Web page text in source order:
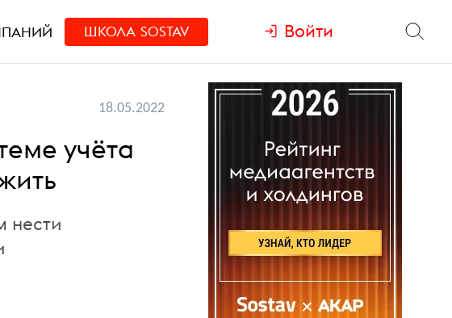
ШКОЛА SOSTAV Войти
18.05.2022
учёта
нести